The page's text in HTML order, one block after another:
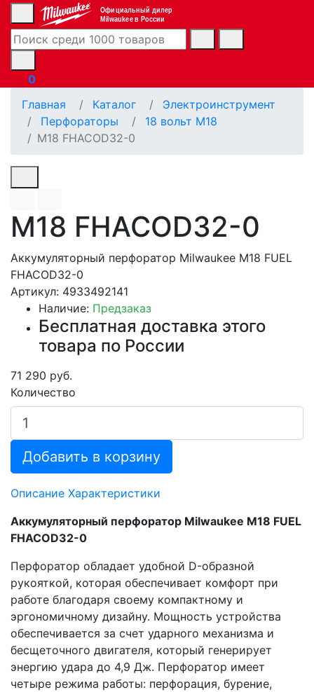
Официальный дилер
Milwaukee в России
0
Главная
Каталог
Электроинструмент
Перфораторы
18 вольт М18
M18 FHACOD32-0
M18 FHACOD32-0
Аккумуляторный перфоратор Milwaukee M18 FUEL
FHACOD32-0
Артикул: 4933492141
Наличие: Предзаказ
Бесплатная доставка этого
товара по России
71 290 руб.
Количество
Добавить в корзину
Описание Характеристики
Аккумуляторный перфоратор Milwaukee M18 FUEL
FHACOD32-0
Перфоратор обладает удобной D-образной
рукояткой, которая обеспечивает комфорт при
работе благодаря своему компактному и
эргономичному дизайну. Мощность устройства
обеспечивается за счет ударного механизма и
бесщеточного двигателя, который генерирует
энергию удара до 4,9 Дж. Перфоратор имеет
четыре режима работы: перфорация, бурение,